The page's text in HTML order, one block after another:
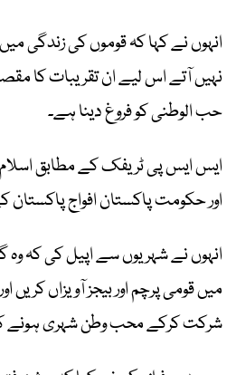
انہوں نے کہا کہ قوموں کی زندگی میں
نہیں آتے اس لیے ان تقریبات کا
حب الوطنی کو فروغ دینا ہے۔
ایس ایس پی ٹریفک کے مطابق اسلام
اور حکومت پاکستان افواج پاکستان
انہوں نے شہریوں سے اپیل کی کہ وہ
میں قومی پرچم اور بیجز آویزاں کریں
شرکت کرکے محب وطن شہری ہونے